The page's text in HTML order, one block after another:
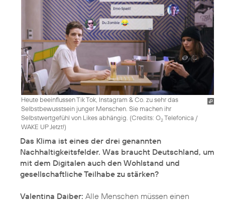
Heute beeinflussen Tik Tok, Instagram & Co. zu sehr das
Selbstbewusstsein junger Menschen. Sie machen ihr
Selbstwertgefühl von Likes abhängig. (Credits: O2Telefonica /
WAKE UP Jetzt!)
Das Klima ist eines der drei genannten
Nachhaltigkeitsfelder. Was braucht Deutschland, um
mit dem Digitalen auch den Wohlstand und
gesellschaftliche Teilhabe zu stärken?
Valentina Daiber: Alle Menschen müssen einen